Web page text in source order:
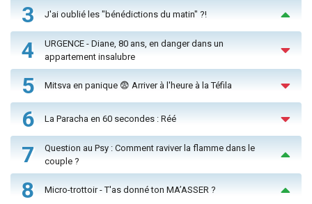
3 J'ai oublié les "bénédictions du matin" ?!
4
URGENCE - Diane, 80 ans, en danger dans un
appartement insalubre
5 Mitsva en panique 😨 Arriver à l'heure à la Téfila
6 La Paracha en 60 secondes : Réé
7
Question au Psy : Comment raviver la flamme dans le
couple ?
8 Micro-trottoir - T'as donné ton MA’ASSER ?